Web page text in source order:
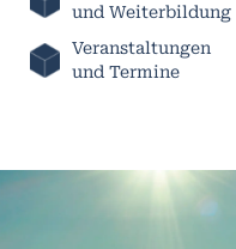
und Weiterbildung
Veranstaltungen
und Termine